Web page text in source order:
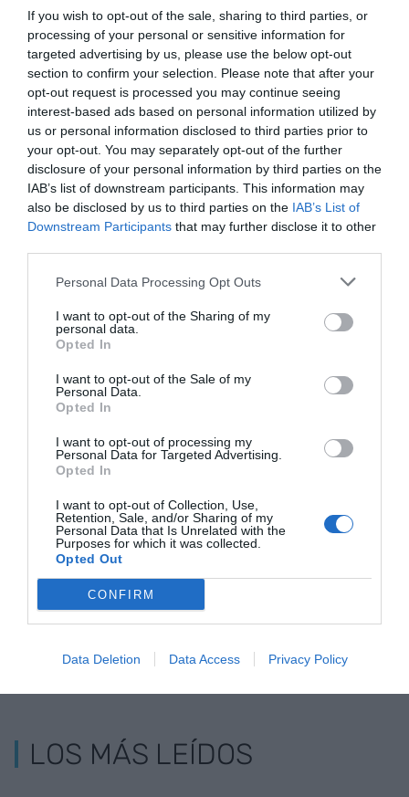
If you wish to opt-out of the sale, sharing to third parties, or
processing of your personal or sensitive information for
targeted advertising by us, please use the below opt-out
section to confirm your selection. Please note that after your
opt-out request is processed you may continue seeing
interest-based ads based on personal information utilized by
us or personal information disclosed to third parties prior to
your opt-out. You may separately opt-out of the further
disclosure of your personal information by third parties on the
IAB’s list of downstream participants. This information may
also be disclosed by us to third parties on the IAB’s List of
Downstream Participants that may further disclose it to other
Personal Data Processing Opt Outs
I want to opt-out of the Sharing of my
personal data.
Opted In
I want to opt-out of the Sale of my
Personal Data.
Opted In
I want to opt-out of processing my
Personal Data for Targeted Advertising.
Opted In
I want to opt-out of Collection, Use,
Retention, Sale, and/or Sharing of my
Personal Data that Is Unrelated with the
Purposes for which it was collected.
Opted Out
CONFIRM
Data Deletion Data Access Privacy Policy
marketing, preparación de pitch con inversores o
Design Thinking, entre otros.
Añadir VIA Empresacomo fuente preferida
de Google de forma gratuita
Mantente informado con las últimas noticias de
actualidad
ACTIVAR AHORA
RELACIONADAS
Aticco y TEDx crean TEDxPoblenou
LOS MÁS LEÍDOS